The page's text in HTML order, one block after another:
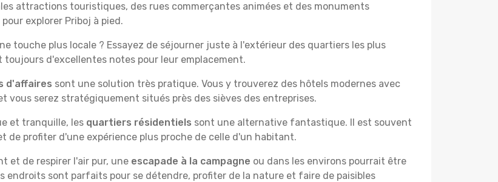
attractions touristiques, des rues commerçantes animées et des monuments
explorer Priboj à pied.
touche plus locale ? Essayez de séjourner juste à l'extérieur des quartiers les plus
d'excellentes notes pour leur emplacement.
d'affaires sont une solution très pratique. Vous y trouverez des hôtels modernes avec
serez stratégiquement situés près des sièves des entreprises.
et tranquille, les quartiers résidentiels sont une alternative fantastique. Il est souvent
de profiter d'une expérience plus proche de celle d'un habitant.
et de respirer l'air pur, une escapade à la campagne ou dans les environs pourrait être
sont parfaits pour se détendre, profiter de la nature et faire de paisibles